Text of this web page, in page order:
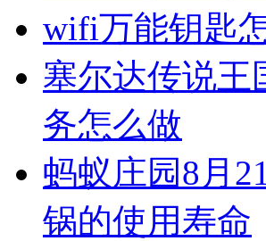
wifi万能钥匙
塞尔达传说王
务怎么做
蚂蚁庄园8月
锅的使用寿命